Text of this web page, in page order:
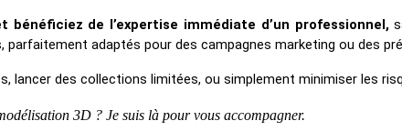
bénéficiez de l’expertise immédiate d’un professionnel,
adaptés pour des campagnes marketing ou des
lancer des collections limitées, ou simplement minimiser les
3D ? Je suis là pour vous accompagner.